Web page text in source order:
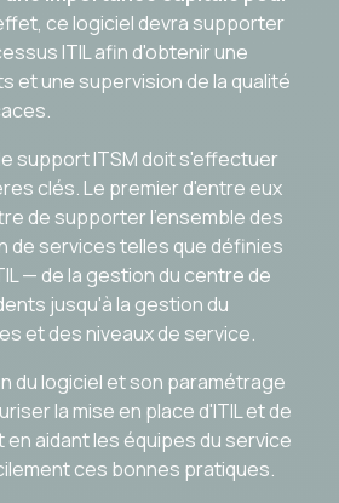
ce logiciel devra supporter
ITIL afin d'obtenir une
et une supervision de la qualité
support ITSM doit s'effectuer
clés. Le premier d'entre eux
de supporter l'ensemble des
de services telles que définies
— de la gestion du centre de
jusqu'à la gestion du
et des niveaux de service.
du logiciel et son paramétrage
la mise en place d'ITIL et de
aidant les équipes du service
ces bonnes pratiques.